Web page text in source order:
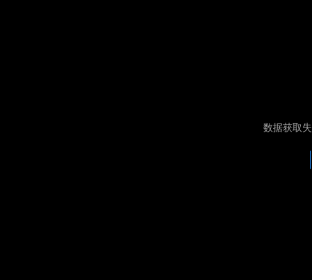
数据获取